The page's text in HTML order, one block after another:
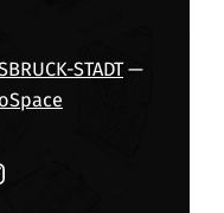
STADT—